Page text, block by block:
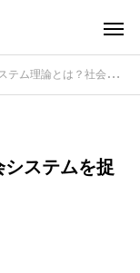
とは？社会システムを捉える視点を解説
ステムを捉